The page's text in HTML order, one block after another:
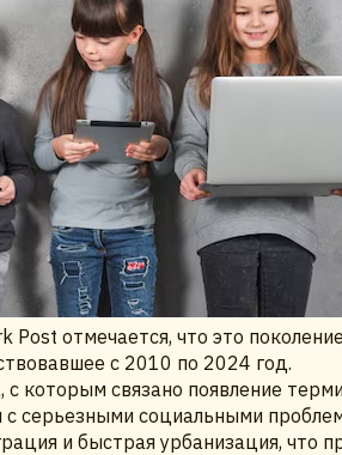
Post отмечается, что это
с 2010 по 2024 год.
которым связано появление
с серьезными социальными
и быстрая урбанизация, что